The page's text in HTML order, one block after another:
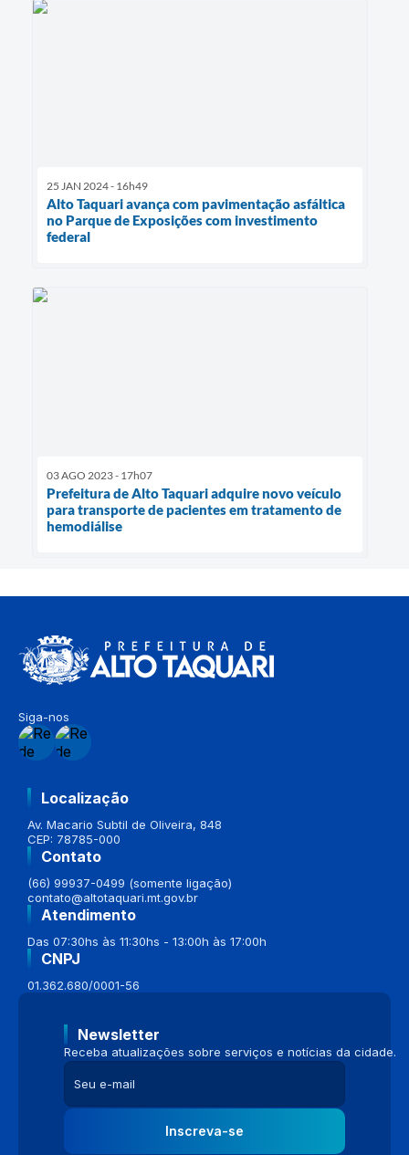
25 JAN 2024 - 16h49
Alto Taquari avança com pavimentação asfáltica
no Parque de Exposições com investimento
federal
03 AGO 2023 - 17h07
Prefeitura de Alto Taquari adquire novo veículo
para transporte de pacientes em tratamento de
hemodiálise
Siga-nos
Localização
Av. Macario Subtil de Oliveira, 848
CEP: 78785-000
Contato
(66) 99937-0499 (somente ligação)
contato@altotaquari.mt.gov.br
Atendimento
Das 07:30hs às 11:30hs - 13:00h às 17:00h
CNPJ
01.362.680/0001-56
Newsletter
Receba atualizações sobre serviços e notícias da cidade.
Inscreva-se